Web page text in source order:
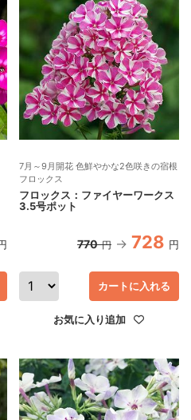
7月～9月開花 色鮮やかな2色咲きの宿根
フロックス
フロックス：ファイヤーワークス
3.5号ポット
770 円 728 円
カートに入れる
お気に入り追加